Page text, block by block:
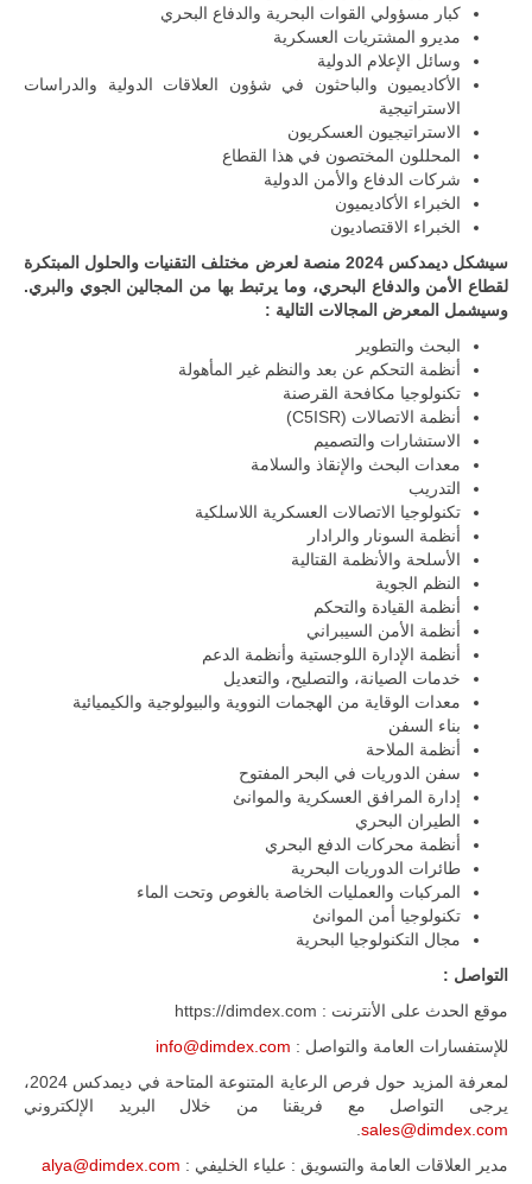
كبار مسؤولي القوات البحرية والدفاع البحري
مديرو المشتريات العسكرية
وسائل الإعلام الدولية
الأكاديميون والباحثون في شؤون العلاقات الدولية والدراسات
الاستراتيجية
الاستراتيجيون العسكريون
المحللون المختصون في هذا القطاع
شركات الدفاع والأمن الدولية
الخبراء الأكاديميون
الخبراء الاقتصاديون
سيشكل ديمدكس 2024 منصة لعرض مختلف التقنيات والحلول المبتكرة
لقطاع الأمن والدفاع البحري، وما يرتبط بها من المجالين الجوي والبري.
وسيشمل المعرض المجالات التالية :
البحث والتطوير
أنظمة التحكم عن بعد والنظم غير المأهولة
تكنولوجيا مكافحة القرصنة
أنظمة الاتصالات (C5ISR)
الاستشارات والتصميم
معدات البحث والإنقاذ والسلامة
التدريب
تكنولوجيا الاتصالات العسكرية اللاسلكية
أنظمة السونار والرادار
الأسلحة والأنظمة القتالية
النظم الجوية
أنظمة القيادة والتحكم
أنظمة الأمن السيبراني
أنظمة الإدارة اللوجستية وأنظمة الدعم
خدمات الصيانة، والتصليح، والتعديل
معدات الوقاية من الهجمات النووية والبيولوجية والكيميائية
بناء السفن
أنظمة الملاحة
سفن الدوريات في البحر المفتوح
إدارة المرافق العسكرية والموانئ
الطيران البحري
أنظمة محركات الدفع البحري
طائرات الدوريات البحرية
المركبات والعمليات الخاصة بالغوص وتحت الماء
تكنولوجيا أمن الموانئ
مجال التكنولوجيا البحرية
التواصل :
موقع الحدث على الأنترنت : https://dimdex.com
للإستفسارات العامة والتواصل : info@dimdex.com
لمعرفة المزيد حول فرص الرعاية المتنوعة المتاحة في ديمدكس 2024،
يرجى التواصل مع فريقنا من خلال البريد الإلكتروني
sales@dimdex.com
مدير العلاقات العامة والتسويق : علياء الخليفي : alya@dimdex.com